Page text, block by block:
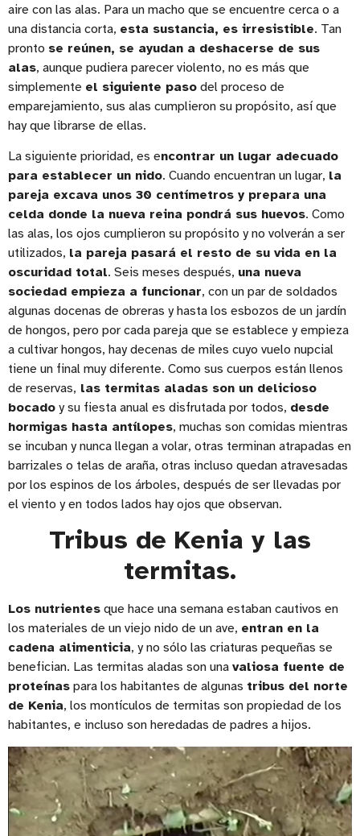
aire con las alas. Para un macho que se encuentre cerca o a
una distancia corta, esta sustancia, es irresistible. Tan
pronto se reúnen, se ayudan a deshacerse de sus
alas, aunque pudiera parecer violento, no es más que
simplemente el siguiente paso del proceso de
emparejamiento, sus alas cumplieron su propósito, así que
hay que librarse de ellas.
La siguiente prioridad, es encontrar un lugar adecuado
para establecer un nido. Cuando encuentran un lugar, la
pareja excava unos 30 centímetros y prepara una
celda donde la nueva reina pondrá sus huevos. Como
las alas, los ojos cumplieron su propósito y no volverán a ser
utilizados, la pareja pasará el resto de su vida en la
oscuridad total. Seis meses después, una nueva
sociedad empieza a funcionar, con un par de soldados
algunas docenas de obreras y hasta los esbozos de un jardín
de hongos, pero por cada pareja que se establece y empieza
a cultivar hongos, hay decenas de miles cuyo vuelo nupcial
tiene un final muy diferente. Como sus cuerpos están llenos
de reservas, las termitas aladas son un delicioso
bocado y su fiesta anual es disfrutada por todos, desde
hormigas hasta antílopes, muchas son comidas mientras
se incuban y nunca llegan a volar, otras terminan atrapadas en
barrizales o telas de araña, otras incluso quedan atravesadas
por los espinos de los árboles, después de ser llevadas por
el viento y en todos lados hay ojos que observan.
Tribus de Kenia y las
termitas.
Los nutrientes que hace una semana estaban cautivos en
los materiales de un viejo nido de un ave, entran en la
cadena alimenticia, y no sólo las criaturas pequeñas se
benefician. Las termitas aladas son una valiosa fuente de
proteínas para los habitantes de algunas tribus del norte
de Kenia, los montículos de termitas son propiedad de los
habitantes, e incluso son heredadas de padres a hijos.